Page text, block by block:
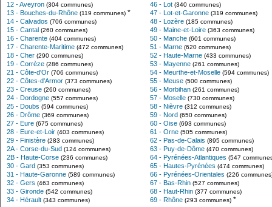
12 - Aveyron (304 communes)
13 - Bouches-du-Rhône (119 communes) *
14 - Calvados (706 communes)
15 - Cantal (260 communes)
16 - Charente (404 communes)
17 - Charente-Maritime (472 communes)
18 - Cher (290 communes)
19 - Corrèze (286 communes)
21 - Côte-d'Or (706 communes)
22 - Côtes-d'Armor (373 communes)
23 - Creuse (260 communes)
24 - Dordogne (557 communes)
25 - Doubs (594 communes)
26 - Drôme (369 communes)
27 - Eure (675 communes)
28 - Eure-et-Loir (403 communes)
29 - Finistère (283 communes)
2A - Corse-du-Sud (124 communes)
2B - Haute-Corse (236 communes)
30 - Gard (353 communes)
31 - Haute-Garonne (589 communes)
32 - Gers (463 communes)
33 - Gironde (542 communes)
34 - Hérault (343 communes)
46 - Lot (340 communes)
47 - Lot-et-Garonne (319 communes)
48 - Lozère (185 communes)
49 - Maine-et-Loire (363 communes)
50 - Manche (601 communes)
51 - Marne (620 communes)
52 - Haute-Marne (433 communes)
53 - Mayenne (261 communes)
54 - Meurthe-et-Moselle (594 communes)
55 - Meuse (500 communes)
56 - Morbihan (261 communes)
57 - Moselle (730 communes)
58 - Nièvre (312 communes)
59 - Nord (650 communes)
60 - Oise (693 communes)
61 - Orne (505 communes)
62 - Pas-de-Calais (895 communes)
63 - Puy-de-Dôme (470 communes)
64 - Pyrénées-Atlantiques (547
65 - Hautes-Pyrénées (474 communes)
66 - Pyrénées-Orientales (226
67 - Bas-Rhin (527 communes)
68 - Haut-Rhin (377 communes)
69 - Rhône (293 communes) *